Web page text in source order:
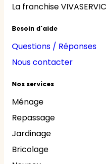
La franchise
Besoin d'aide
Questions / Réponses
Nous contacter
Nos services
Ménage
Repassage
Jardinage
Bricolage